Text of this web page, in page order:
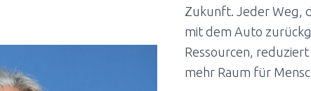
Zukunft. Jeder Weg,
mit dem Auto
Ressourcen,
mehr Raum für